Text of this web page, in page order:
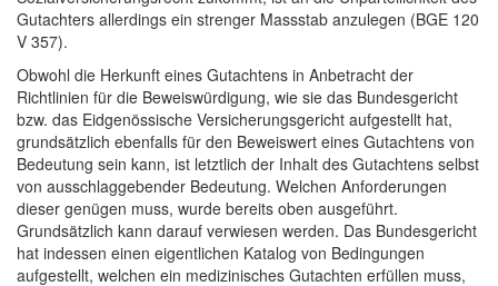
Gutachters allerdings ein strenger Massstab anzulegen (BGE 120
V 357).
Obwohl die Herkunft eines Gutachtens in Anbetracht der
Richtlinien für die Beweiswürdigung, wie sie das Bundesgericht
bzw. das Eidgenössische Versicherungsgericht aufgestellt hat,
grundsätzlich ebenfalls für den Beweiswert eines Gutachtens von
Bedeutung sein kann, ist letztlich der Inhalt des Gutachtens selbst
von ausschlaggebender Bedeutung. Welchen Anforderungen
dieser genügen muss, wurde bereits oben ausgeführt.
Grundsätzlich kann darauf verwiesen werden. Das Bundesgericht
hat indessen einen eigentlichen Katalog von Bedingungen
aufgestellt, welchen ein medizinisches Gutachten erfüllen muss,